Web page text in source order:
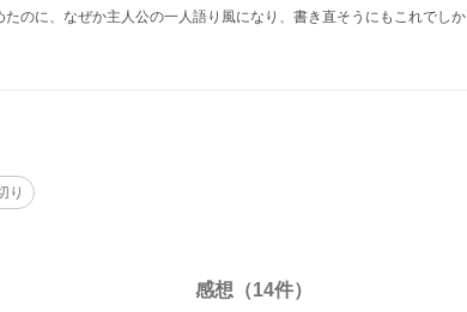
のに、なぜか主人公の一人語り風になり、書き直そうにもこれでしか
り
感想（14件）